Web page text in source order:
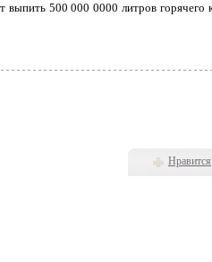
Нравится
500 000 0000 литров горячего